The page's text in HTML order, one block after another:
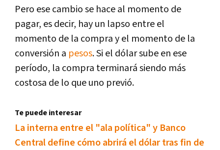
Pero ese cambio se hace al momento de
pagar, es decir, hay un lapso entre el
momento de la compra y el momento de la
conversión a pesos. Si el dólar sube en ese
perí­odo, la compra terminará siendo más
costosa de lo que uno previó.
Te puede interesar
La interna entre el "ala polí­tica" y Banco
Central define cómo abrirá el dólar tras fin de